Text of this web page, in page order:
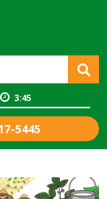
3:45
5445